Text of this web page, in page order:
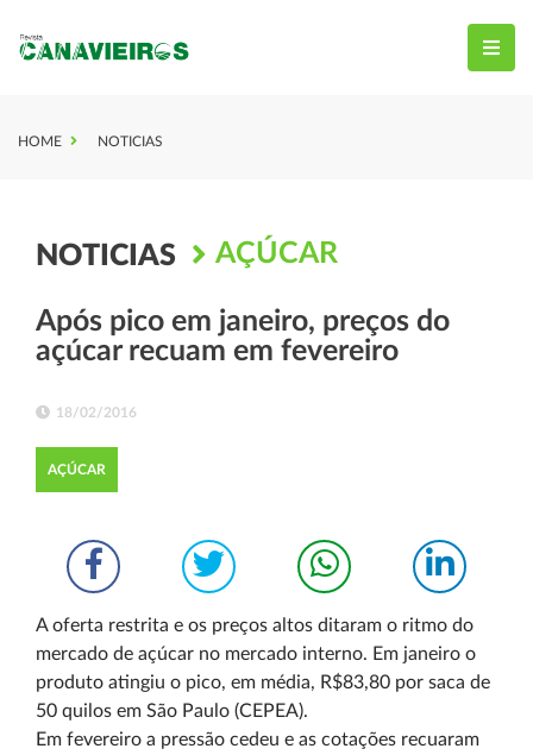
HOME NOTICIAS
NOTICIAS AÇÚCAR
Após pico em janeiro, preços do
açúcar recuam em fevereiro
18/02/2016
AÇÚCAR
A oferta restrita e os preços altos ditaram o ritmo do
mercado de açúcar no mercado interno. Em janeiro o
produto atingiu o pico, em média, R$83,80 por saca de
50 quilos em São Paulo (CEPEA).
Em fevereiro a pressão cedeu e as cotações recuaram